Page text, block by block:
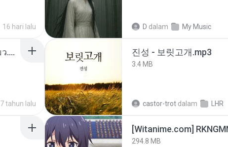
16 hari lalu D dalam My Music
เมียน้อยเหงา พาเสียวค่ะ18+เล่าเรื่องเสียว.mp3
7 tahun lalu
진성 - 보릿고개.mp3
3.4 MB
castor-trot dalam LHR
294.8 MB